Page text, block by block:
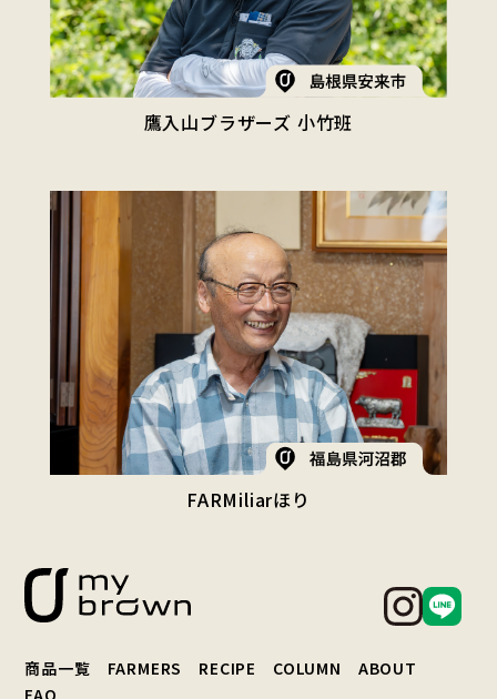
鷹入山ブラザーズ 小竹班
FARMiliarほり
商品一覧 FARMERS RECIPE COLUMN
ABOUT
FAQ